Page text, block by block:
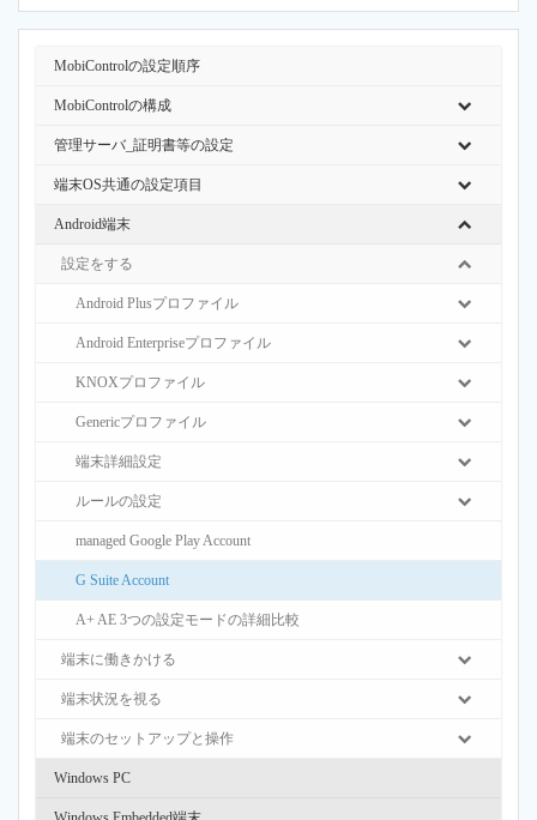
MobiControlの設定順序
MobiControlの構成
管理サーバ_証明書等の設定
端末OS共通の設定項目
Android端末
設定をする
Android Plusプロファイル
Android Enterpriseプロファイル
KNOXプロファイル
Genericプロファイル
端末詳細設定
ルールの設定
managed Google Play Account
G Suite Account
A+ AE 3つの設定モードの詳細比較
端末に働きかける
端末状況を視る
端末のセットアップと操作
Windows PC